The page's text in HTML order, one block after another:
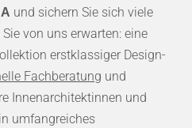
und sichern Sie sich viele
von uns erwarten: eine
erstklassiger Design-
Fachberatung und
Innenarchitektinnen und
umfangreiches